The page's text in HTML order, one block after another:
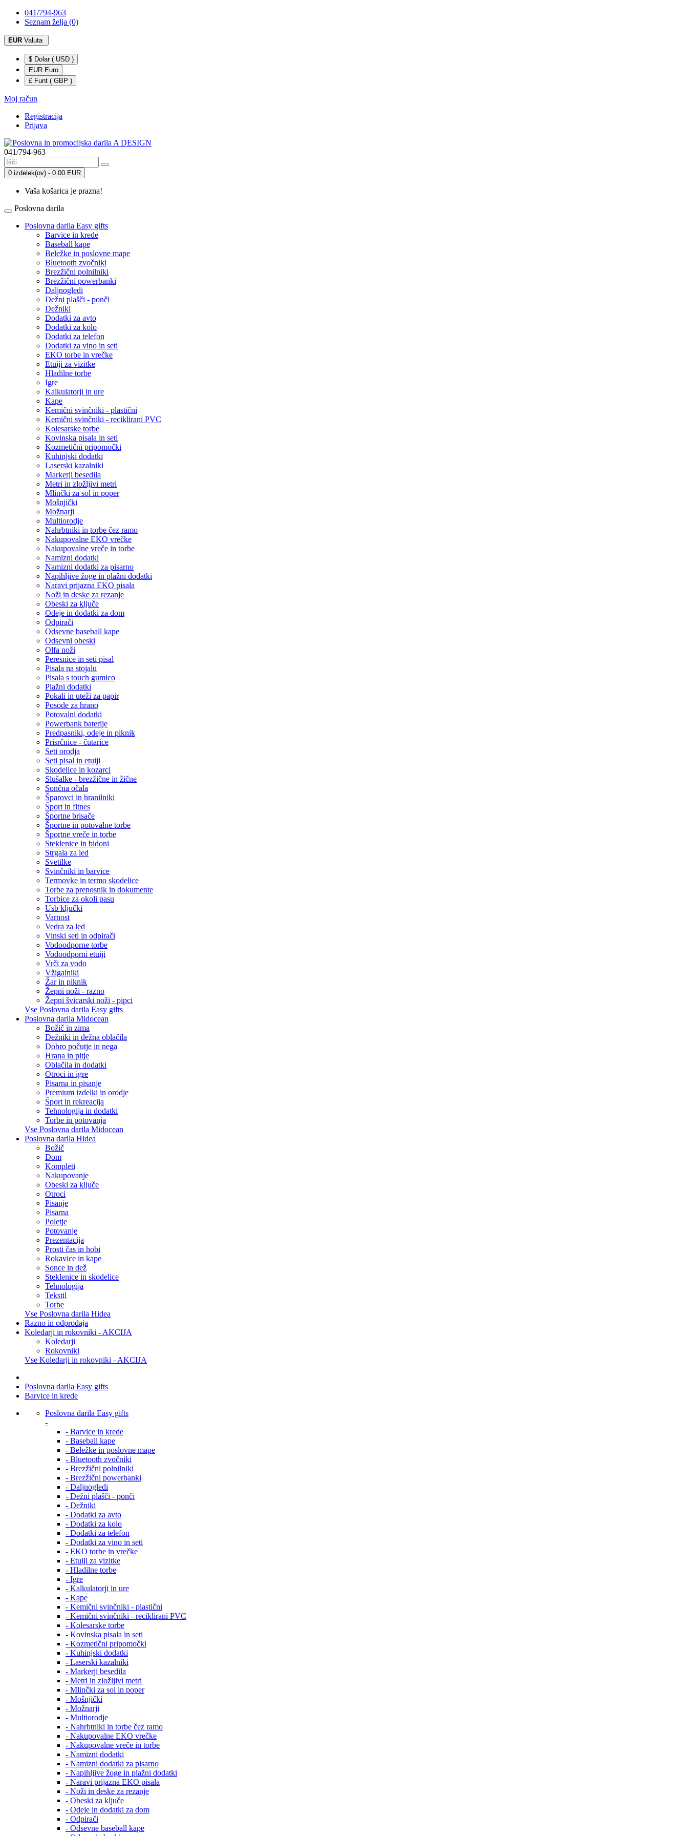
041/794-963
Seznam želja (0)
EUR Valuta
$ Dolar ( USD )
EUR Euro
£ Funt ( GBP )
Moj račun
Registracija
Prijava
041/794-963
0 izdelek(ov) - 0.00 EUR
Vaša košarica je prazna!
Poslovna darila
Poslovna darila Easy gifts
Barvice in krede
Baseball kape
Beležke in poslovne mape
Bluetooth zvočniki
Brezžični polnilniki
Brezžični powerbanki
Daljnogledi
Dežni plašči - ponči
Dežniki
Dodatki za avto
Dodatki za kolo
Dodatki za telefon
Dodatki za vino in seti
EKO torbe in vrečke
Etuiji za vizitke
Hladilne torbe
Igre
Kalkulatorji in ure
Kape
Kemični svinčniki - plastični
Kemični svinčniki - reciklirani PVC
Kolesarske torbe
Kovinska pisala in seti
Kozmetični pripomočki
Kuhinjski dodatki
Laserski kazalniki
Markerji besedila
Metri in zložljivi metri
Mlinčki za sol in poper
Mošnjički
Možnarji
Multiorodje
Nahrbtniki in torbe čez ramo
Nakupovalne EKO vrečke
Nakupovalne vreče in torbe
Namizni dodatki
Namizni dodatki za pisarno
Napihljive žoge in plažni dodatki
Naravi prijazna EKO pisala
Noži in deske za rezanje
Obeski za ključe
Odeje in dodatki za dom
Odpirači
Odsevne baseball kape
Odsevni obeski
Olfa noži
Peresnice in seti pisal
Pisala na stojalu
Pisala s touch gumico
Plažni dodatki
Pokali in uteži za papir
Posode za hrano
Potovalni dodatki
Powerbank baterije
Predpasniki, odeje in piknik
Prisrčnice - čutarice
Seti orodja
Seti pisal in etuiji
Skodelice in kozarci
Slušalke - brezžične in žične
Sončna očala
Šparovci in hranilniki
Šport in fitnes
Športne brisače
Športne in potovalne torbe
Športne vreče in torbe
Steklenice in bidoni
Strgala za led
Svetilke
Svinčniki in barvice
Termovke in termo skodelice
Torbe za prenosnik in dokumente
Torbice za okoli pasu
Usb ključki
Varnost
Vedra za led
Vinski seti in odpirači
Vodoodporne torbe
Vodoodporni etuiji
Vrči za vodo
Vžigalniki
Žar in piknik
Žepni noži - razno
Žepni švicarski noži - pipci
Vse Poslovna darila Easy gifts
Poslovna darila Midocean
Božič in zima
Dežniki in dežna oblačila
Dobro počutje in nega
Hrana in pitje
Oblačila in dodatki
Otroci in igre
Pisarna in pisanje
Premium izdelki in orodje
Šport in rekreacija
Tehnologija in dodatki
Torbe in potovanja
Vse Poslovna darila Midocean
Poslovna darila Hidea
Božič
Dom
Kompleti
Nakupovanje
Obeski za ključe
Otroci
Pisanje
Pisarna
Poletje
Potovanje
Prezentacija
Prosti čas in hobi
Rokavice in kape
Sonce in dež
Steklenice in skodelice
Tehnologija
Tekstil
Torbe
Vse Poslovna darila Hidea
Razno in odprodaja
Koledarji in rokovniki - AKCIJA
Koledarji
Rokovniki
Vse Koledarji in rokovniki - AKCIJA
Poslovna darila Easy gifts
Barvice in krede
Poslovna darila Easy gifts
-
- Barvice in krede
- Baseball kape
- Beležke in poslovne mape
- Bluetooth zvočniki
- Brezžični polnilniki
- Brezžični powerbanki
- Daljnogledi
- Dežni plašči - ponči
- Dežniki
- Dodatki za avto
- Dodatki za kolo
- Dodatki za telefon
- Dodatki za vino in seti
- EKO torbe in vrečke
- Etuiji za vizitke
- Hladilne torbe
- Igre
- Kalkulatorji in ure
- Kape
- Kemični svinčniki - plastični
- Kemični svinčniki - reciklirani PVC
- Kolesarske torbe
- Kovinska pisala in seti
- Kozmetični pripomočki
- Kuhinjski dodatki
- Laserski kazalniki
- Markerji besedila
- Metri in zložljivi metri
- Mlinčki za sol in poper
- Mošnjički
- Možnarji
- Multiorodje
- Nahrbtniki in torbe čez ramo
- Nakupovalne EKO vrečke
- Nakupovalne vreče in torbe
- Namizni dodatki
- Namizni dodatki za pisarno
- Napihljive žoge in plažni dodatki
- Naravi prijazna EKO pisala
- Noži in deske za rezanje
- Obeski za ključe
- Odeje in dodatki za dom
- Odpirači
- Odsevne baseball kape